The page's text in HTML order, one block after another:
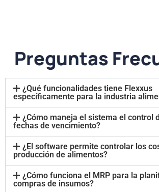
Preguntas
¿Qué funcionalidades tiene Flexxus
específicamente para la industria
¿Cómo maneja el sistema el control
fechas de vencimiento?
¿El software permite controlar los
producción de alimentos?
¿Cómo funciona el MRP para la
compras de insumos?